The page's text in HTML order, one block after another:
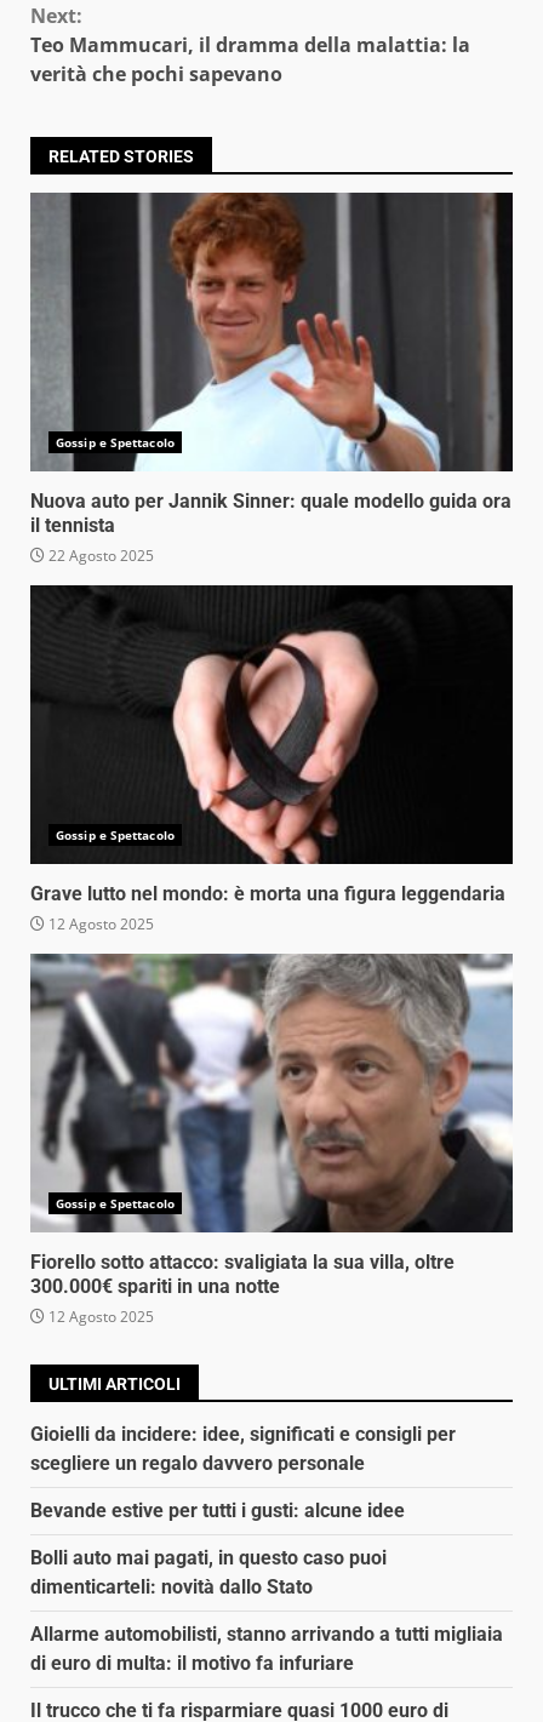
Next:
Teo Mammucari, il dramma della malattia: la
verità che pochi sapevano
RELATED STORIES
Gossip e Spettacolo
Nuova auto per Jannik Sinner: quale modello guida ora
il tennista
22 Agosto 2025
Gossip e Spettacolo
Grave lutto nel mondo: è morta una figura leggendaria
12 Agosto 2025
Gossip e Spettacolo
Fiorello sotto attacco: svaligiata la sua villa, oltre
300.000€ spariti in una notte
12 Agosto 2025
ULTIMI ARTICOLI
Gioielli da incidere: idee, significati e consigli per
scegliere un regalo davvero personale
Bevande estive per tutti i gusti: alcune idee
Bolli auto mai pagati, in questo caso puoi
dimenticarteli: novità dallo Stato
Allarme automobilisti, stanno arrivando a tutti migliaia
di euro di multa: il motivo fa infuriare
Il trucco che ti fa risparmiare quasi 1000 euro di